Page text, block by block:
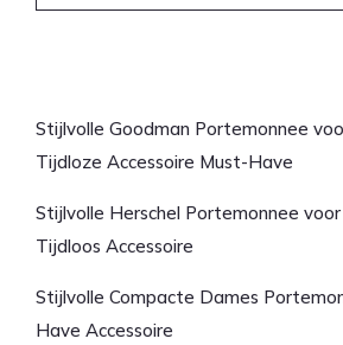
Stijlvolle Goodman Portemonnee
Tijdloze Accessoire Must-Have
Stijlvolle Herschel Portemonnee voor
Tijdloos Accessoire
Stijlvolle Compacte Dames
Have Accessoire